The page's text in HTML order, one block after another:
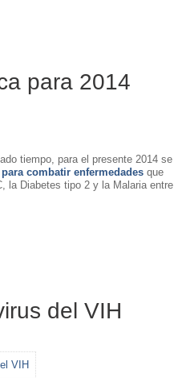
para 2014
tiempo, para el presente 2014 se
combatir enfermedades que
la Diabetes tipo 2 y la Malaria entre
del VIH